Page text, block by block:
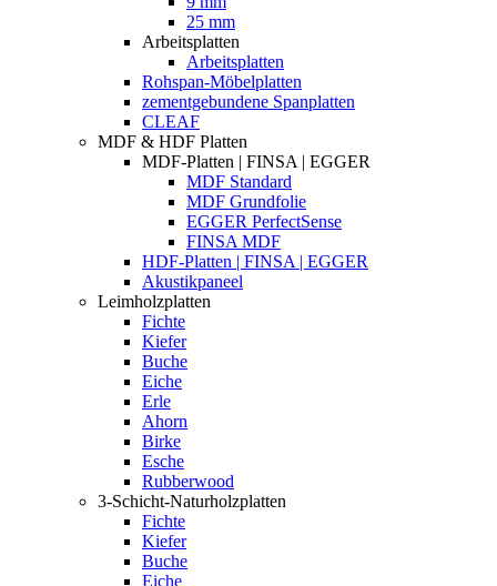
25 mm
Arbeitsplatten
Arbeitsplatten
Rohspan-Möbelplatten
zementgebundene Spanplatten
CLEAF
MDF & HDF Platten
MDF-Platten | FINSA | EGGER
MDF Standard
MDF Grundfolie
EGGER PerfectSense
FINSA MDF
HDF-Platten | FINSA | EGGER
Akustikpaneel
Leimholzplatten
Fichte
Kiefer
Buche
Eiche
Erle
Ahorn
Birke
Esche
Rubberwood
3-Schicht-Naturholzplatten
Fichte
Kiefer
Buche
Eiche